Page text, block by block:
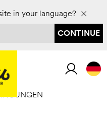
in your language?
CONTINUE